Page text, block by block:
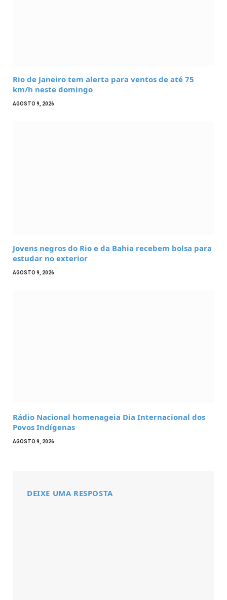
Rio de Janeiro tem alerta para ventos de até 75
km/h neste domingo
AGOSTO 9, 2026
Jovens negros do Rio e da Bahia recebem bolsa para
estudar no exterior
AGOSTO 9, 2026
Rádio Nacional homenageia Dia Internacional dos
Povos Indígenas
AGOSTO 9, 2026
DEIXE UMA RESPOSTA